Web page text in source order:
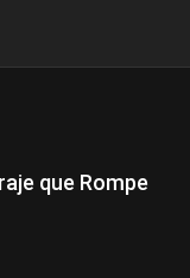
que Rompe